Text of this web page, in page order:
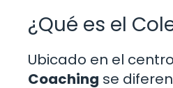
¿Qué es el
Ubicado en el
Coaching se